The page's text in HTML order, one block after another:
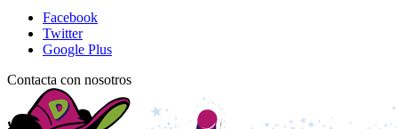
Facebook
Twitter
Google Plus
Contacta con nosotros